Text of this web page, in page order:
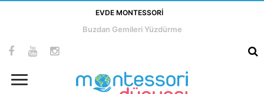
EVDE MONTESSORI
Buzdan Gemileri Yüzdürme